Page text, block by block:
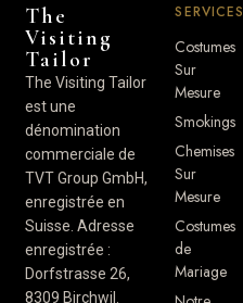
The
Visiting
Tailor
The Visiting Tailor
est une
dénomination
commerciale de
TVT Group GmbH,
enregistrée en
Suisse. Adresse
enregistrée :
Dorfstrasse 26,
8309 Birchwil.
SERVICES
Costumes
Sur
Mesure
Smokings
Chemises
Sur
Mesure
Costumes
de
Mariage